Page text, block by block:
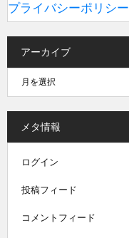
プライバシーポリシー
アーカイブ
メタ情報
ログイン
投稿フィード
コメントフィード